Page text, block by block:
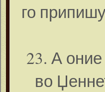
го
23. А
во